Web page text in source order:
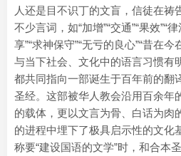
人还是目不识丁的文盲，信徒在祷
不少言词，如“加增”“交通”“果效”“
享”“求神保守”“无亏的良心”“昔在今
与当下社会、文化中的语言习惯有
都共同指向一部诞生于百年前的
圣经。这部被华人教会沿用百余年
的载体，更以文言为骨、白话为肉
的进程中埋下了极具启示性的文化
称要“建设国语的文学”时，和合本